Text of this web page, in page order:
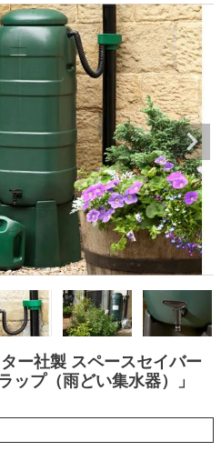
ー社製 スペースセイバー
ップ（雨どい集水器）」